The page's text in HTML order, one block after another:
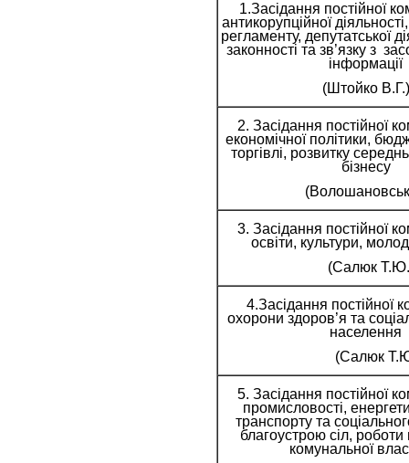
1.Засідання постійної
антикорупційної
регламенту, депутатської
законності та зв’язку з
інформації
(Штойко В.Г.)
2. Засідання постійної
економічної політики,
торгівлі, розвитку
бізнесу
3. Засідання постійної
освіти, культури,
(Салюк
4.Засідання постійної
охорони здоров’я та
населення
(Салюк
5. Засідання постійної
промисловості,
транспорту та
благоустрою сіл, роботи
комунальної